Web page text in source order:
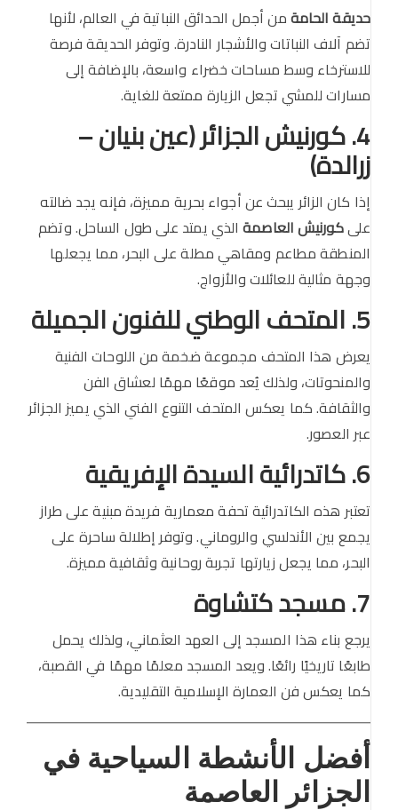
حديقة الحامةمن أجمل الحدائق النباتية في العالم، لأنها
تضم آلاف النباتات والأشجار النادرة. وتوفر الحديقة فرصة
للاسترخاء وسط مساحات خضراء واسعة، بالإضافة إلى
مسارات للمشي تجعل الزيارة ممتعة للغاية.
4. كورنيش الجزائر (عين بنيان –
زرالدة)
إذا كان الزائر يبحث عن أجواء بحرية مميزة، فإنه يجد ضالته
علىكورنيش العاصمةالذي يمتد على طول الساحل. وتضم
المنطقة مطاعم ومقاهي مطلة على البحر، مما يجعلها
وجهة مثالية للعائلات والأزواج.
5. المتحف الوطني للفنون الجميلة
يعرض هذا المتحف مجموعة ضخمة من اللوحات الفنية
والمنحوتات، ولذلك يُعد موقعًا مهمًا لعشاق الفن
والثقافة. كما يعكس المتحف التنوع الفني الذي يميز الجزائر
عبر العصور.
6. كاتدرائية السيدة الإفريقية
تعتبر هذه الكاتدرائية تحفة معمارية فريدة مبنية على طراز
يجمع بين الأندلسي والروماني. وتوفر إطلالة ساحرة على
البحر، مما يجعل زيارتها تجربة روحانية وثقافية مميزة.
7. مسجد كتشاوة
يرجع بناء هذا المسجد إلى العهد العثماني، ولذلك يحمل
طابعًا تاريخيًا رائعًا. ويعد المسجد معلمًا مهمًا في القصبة،
كما يعكس فن العمارة الإسلامية التقليدية.
أفضل الأنشطة السياحية في
الجزائر العاصمة